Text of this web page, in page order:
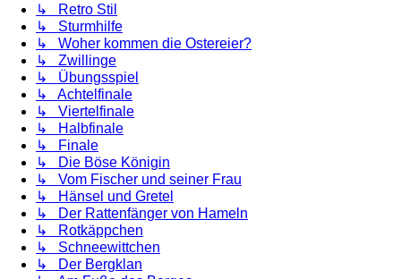
↳ Retro Stil
↳ Sturmhilfe
↳ Woher kommen die Ostereier?
↳ Zwillinge
↳ Übungsspiel
↳ Achtelfinale
↳ Viertelfinale
↳ Halbfinale
↳ Finale
↳ Die Böse Königin
↳ Vom Fischer und seiner Frau
↳ Hänsel und Gretel
↳ Der Rattenfänger von Hameln
↳ Rotkäppchen
↳ Schneewittchen
↳ Der Bergklan